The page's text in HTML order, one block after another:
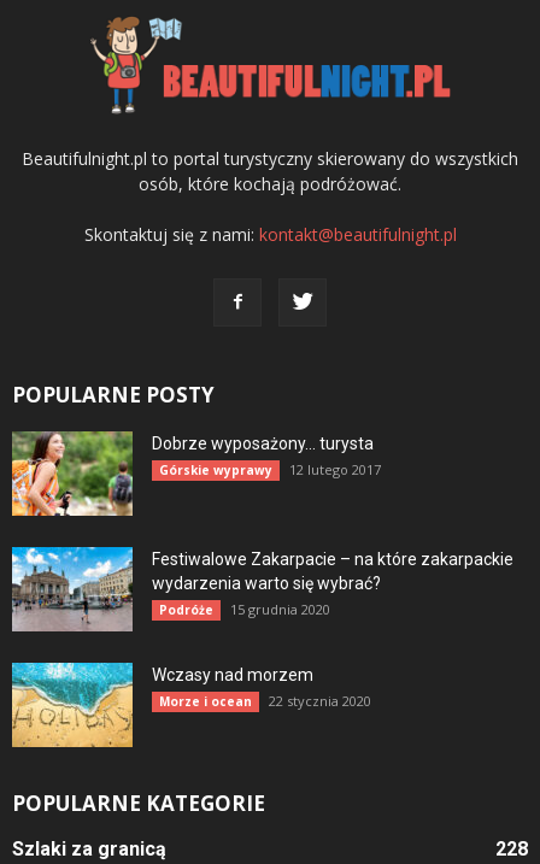
Beautifulnight.pl to portal turystyczny skierowany do wszystkich
osób, które kochają podróżować.
Skontaktuj się z nami: kontakt@beautifulnight.pl
POPULARNE POSTY
Dobrze wyposażony… turysta
Górskie wyprawy 12 lutego 2017
Festiwalowe Zakarpacie – na które zakarpackie
wydarzenia warto się wybrać?
Podróże 15 grudnia 2020
Wczasy nad morzem
Morze i ocean 22 stycznia 2020
POPULARNE KATEGORIE
Szlaki za granicą 228